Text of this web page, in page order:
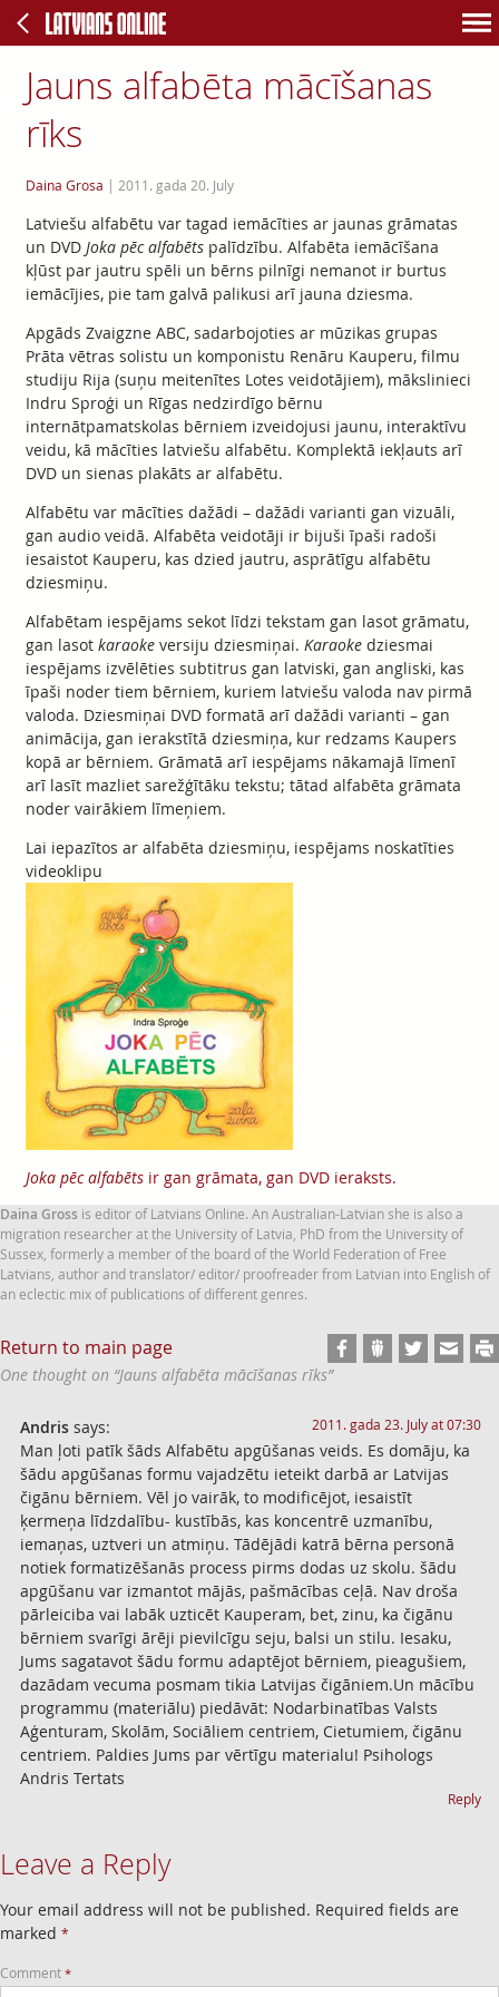
Jauns alfabēta mācīšanas
rīks
Daina Grosa | 2011. gada 20. July
Latviešu alfabētu var tagad iemācīties ar jaunas grāmatas
un DVD Joka pēc alfabētspalīdzību. Alfabēta iemācīšana
kļūst par jautru spēli un bērns pilnīgi nemanot ir burtus
iemācījies, pie tam galvā palikusi arī jauna dziesma.
Apgāds Zvaigzne ABC, sadarbojoties ar mūzikas grupas
Prāta vētras solistu un komponistu Renāru Kauperu, filmu
studiju Rija (suņu meitenītes Lotes veidotājiem), mākslinieci
Indru Sproģi un Rīgas nedzirdīgo bērnu
internātpamatskolas bērniem izveidojusi jaunu, interaktīvu
veidu, kā mācīties latviešu alfabētu. Komplektā iekļauts arī
DVD un sienas plakāts ar alfabētu.
Alfabētu var mācīties dažādi – dažādi varianti gan vizuāli,
gan audio veidā. Alfabēta veidotāji ir bijuši īpaši radoši
iesaistot Kauperu, kas dzied jautru, asprātīgu alfabētu
dziesmiņu.
Alfabētam iespējams sekot līdzi tekstam gan lasot grāmatu,
gan lasot karaokeversiju dziesmiņai. Karaokedziesmai
iespējams izvēlēties subtitrus gan latviski, gan angliski, kas
īpaši noder tiem bērniem, kuriem latviešu valoda nav pirmā
valoda. Dziesmiņai DVD formatā arī dažādi varianti – gan
animācija, gan ierakstītā dziesmiņa, kur redzams Kaupers
kopā ar bērniem. Grāmatā arī iespējams nākamajā līmenī
arī lasīt mazliet sarežģītāku tekstu; tātad alfabēta grāmata
noder vairākiem līmeņiem.
Lai iepazītos ar alfabēta dziesmiņu, iespējams noskatīties
videoklipu
Joka pēc alfabētsir gan grāmata, gan DVD ieraksts.
Daina Gross is editor of Latvians Online. An Australian-Latvian she is also a
migration researcher at the University of Latvia, PhD from the University of
Sussex, formerly a member of the board of the World Federation of Free
Latvians, author and translator/ editor/ proofreader from Latvian into English of
an eclectic mix of publications of different genres.
Return to main page
One thought on “Jauns alfabēta mācīšanas rīks”
Andris says: 2011. gada 23. July at 07:30
Man ļoti patīk šāds Alfabētu apgūšanas veids. Es domāju, ka
šādu apgūšanas formu vajadzētu ieteikt darbā ar Latvijas
čigānu bērniem. Vēl jo vairāk, to modificējot, iesaistīt
ķermeņa līdzdalību- kustībās, kas koncentrē uzmanību,
iemaņas, uztveri un atmiņu. Tādējādi katrā bērna personā
notiek formatizēšanās process pirms dodas uz skolu. šādu
apgūšanu var izmantot mājās, pašmācības ceļā. Nav droša
pārleiciba vai labāk uzticēt Kauperam, bet, zinu, ka čigānu
bērniem svarīgi ārēji pievilcīgu seju, balsi un stilu. Iesaku,
Jums sagatavot šādu formu adaptējot bērniem, pieagušiem,
dazādam vecuma posmam tikia Latvijas čigāniem.Un mācību
programmu (materiālu) piedāvāt: Nodarbinatības Valsts
Aģenturam, Skolām, Sociāliem centriem, Cietumiem, čigānu
centriem. Paldies Jums par vērtīgu materialu! Psihologs
Andris Tertats
Reply
Leave a Reply
Your email address will not be published. Required fields are
marked *
Comment *